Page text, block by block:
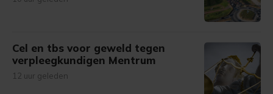
Cel en tbs voor geweld tegen
verpleegkundigen Mentrum
12 uur geleden